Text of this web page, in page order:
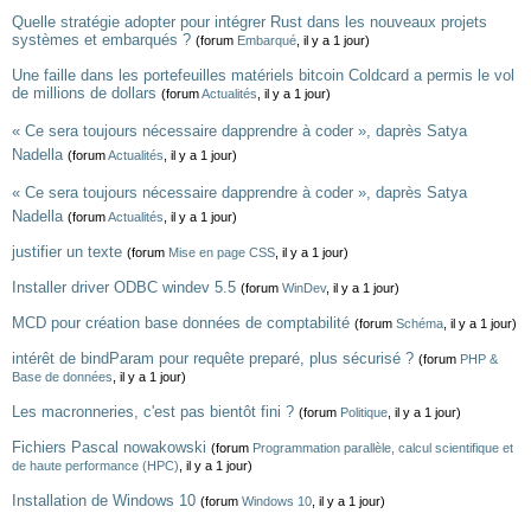
Quelle stratégie adopter pour intégrer Rust dans les nouveaux projets
systèmes et embarqués ? (forum Embarqué , il y a 1 jour)
Une faille dans les portefeuilles matériels bitcoin Coldcard a permis le vol
de millions de dollars (forumActualités , il y a 1 jour)
« Ce sera toujours nécessaire dapprendre à coder », daprès Satya
Nadella (forumActualités , il y a 1 jour)
« Ce sera toujours nécessaire dapprendre à coder », daprès Satya
Nadella (forumActualités , il y a 1 jour)
justifier un texte (forum Mise en page CSS , il y a 1 jour)
Installer driver ODBC windev 5.5 (forum WinDev, il y a 1 jour)
MCD pour création base données de comptabilité (forum Schéma , il y a 1 jour)
intérêt de bindParam pour requête preparé, plus sécurisé ? (forum PHP &
Base de données , il y a 1 jour)
Les macronneries, c'est pas bientôt fini ? (forum Politique , il y a 1 jour)
Fichiers Pascal nowakowski (forum Programmation parallèle, calcul scientifique et
de haute performance (HPC) , il y a 1 jour)
Installation de Windows 10 (forum Windows 10 , il y a 1 jour)